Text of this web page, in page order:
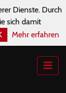
Dienste. Durch
sich damit
Mehr erfahren